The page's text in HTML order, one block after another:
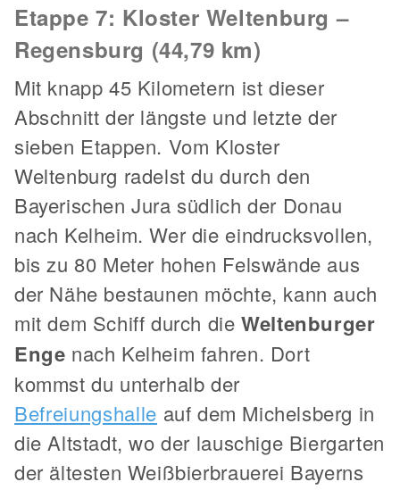
Etappe 7: Kloster Weltenburg –
Regensburg (44,79 km)
Mit knapp 45 Kilometern ist dieser
Abschnitt der längste und letzte der
sieben Etappen. Vom Kloster
Weltenburg radelst du durch den
Bayerischen Jura südlich der Donau
nach Kelheim. Wer die eindrucksvollen,
bis zu 80 Meter hohen Felswände aus
der Nähe bestaunen möchte, kann auch
mit dem Schiff durch dieWeltenburger
Enge nach Kelheim fahren. Dort
kommst du unterhalb der
Befreiungshalle auf dem Michelsberg in
die Altstadt, wo der lauschige Biergarten
der ältesten Weißbierbrauerei Bayerns